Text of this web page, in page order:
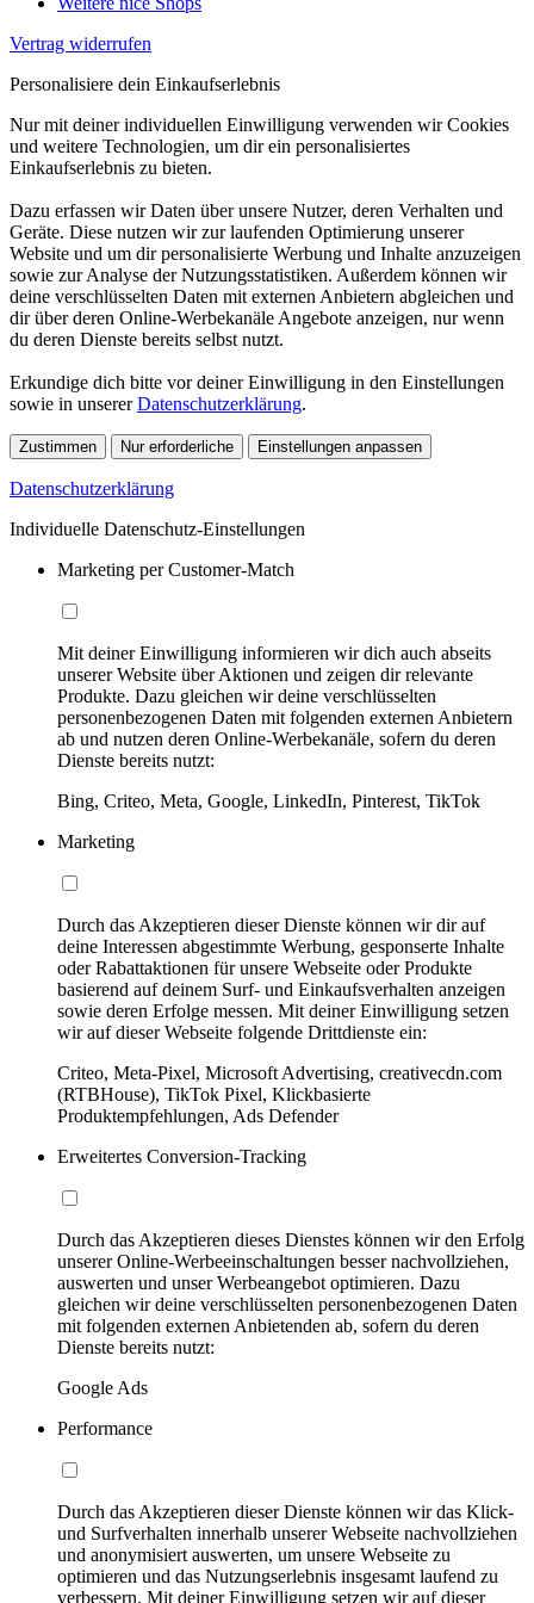
Vertrag widerrufen
Personalisiere dein Einkaufserlebnis
Nur mit deiner individuellen Einwilligung verwenden wir Cookies
und weitere Technologien, um dir ein personalisiertes
Einkaufserlebnis zu bieten.
Dazu erfassen wir Daten über unsere Nutzer, deren Verhalten und
Geräte. Diese nutzen wir zur laufenden Optimierung unserer
Website und um dir personalisierte Werbung und Inhalte anzuzeigen
sowie zur Analyse der Nutzungsstatistiken. Außerdem können wir
deine verschlüsselten Daten mit externen Anbietern abgleichen und
dir über deren Online-Werbekanäle Angebote anzeigen, nur wenn
du deren Dienste bereits selbst nutzt.
Erkundige dich bitte vor deiner Einwilligung in den Einstellungen
sowie in unsererDatenschutzerklärung.
Zustimmen Nur erforderliche Einstellungen anpassen
Datenschutzerklärung
Individuelle Datenschutz-Einstellungen
Marketing per Customer-Match
Mit deiner Einwilligung informieren wir dich auch abseits
unserer Website über Aktionen und zeigen dir relevante
Produkte. Dazu gleichen wir deine verschlüsselten
personenbezogenen Daten mit folgenden externen Anbietern
ab und nutzen deren Online-Werbekanäle, sofern du deren
Dienste bereits nutzt:
Bing, Criteo, Meta, Google, LinkedIn, Pinterest, TikTok
Marketing
Durch das Akzeptieren dieser Dienste können wir dir auf
deine Interessen abgestimmte Werbung, gesponserte Inhalte
oder Rabattaktionen für unsere Webseite oder Produkte
basierend auf deinem Surf- und Einkaufsverhalten anzeigen
sowie deren Erfolge messen. Mit deiner Einwilligung setzen
wir auf dieser Webseite folgende Drittdienste ein:
Criteo, Meta-Pixel, Microsoft Advertising, creativecdn.com
(RTBHouse), TikTok Pixel, Klickbasierte
Produktempfehlungen, Ads Defender
Erweitertes Conversion-Tracking
Durch das Akzeptieren dieses Dienstes können wir den Erfolg
unserer Online-Werbeeinschaltungen besser nachvollziehen,
auswerten und unser Werbeangebot optimieren. Dazu
gleichen wir deine verschlüsselten personenbezogenen Daten
mit folgenden externen Anbietenden ab, sofern du deren
Dienste bereits nutzt:
Google Ads
Performance
Durch das Akzeptieren dieser Dienste können wir das Klick-
und Surfverhalten innerhalb unserer Webseite nachvollziehen
und anonymisiert auswerten, um unsere Webseite zu
optimieren und das Nutzungserlebnis insgesamt laufend zu
verbessern. Mit deiner Einwilligung setzen wir auf dieser